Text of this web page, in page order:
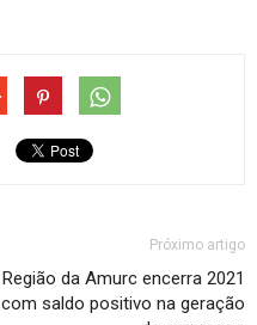
Próximo artigo
Região da Amurc encerra 2021
com saldo positivo na geração